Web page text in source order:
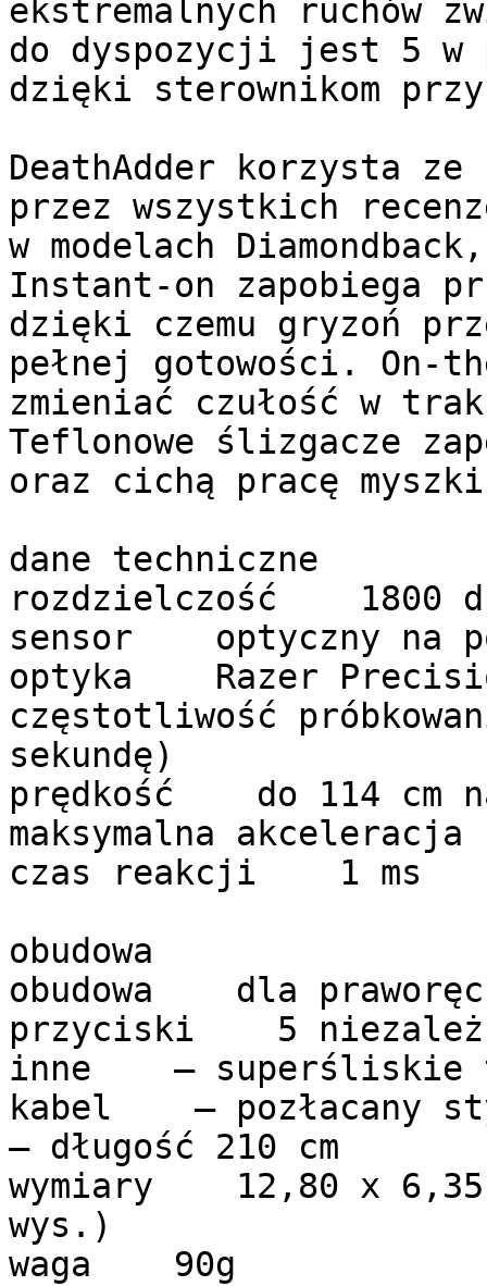
ekstremalnych ruchów
do dyspozycji jest 5 w
dzięki sterownikom
DeathAdder korzysta ze
przez wszystkich
w modelach
Instant-on zapobiega
dzięki czemu gryzoń
pełnej gotowości.
zmieniać czułość w
Teflonowe ślizgacze
oraz cichą pracę
dane techniczne
rozdzielczość 1800
sensor optyczny na
optyka Razer
częstotliwość
sekundę)
prędkość do 114 cm
maksymalna
czas reakcji 1 ms
obudowa
obudowa dla
przyciski 5
inne – superśliskie
kabel – pozłacany
– długość 210 cm
wymiary 12,80 x
wys.)
waga 90g